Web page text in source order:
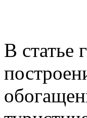
В статье